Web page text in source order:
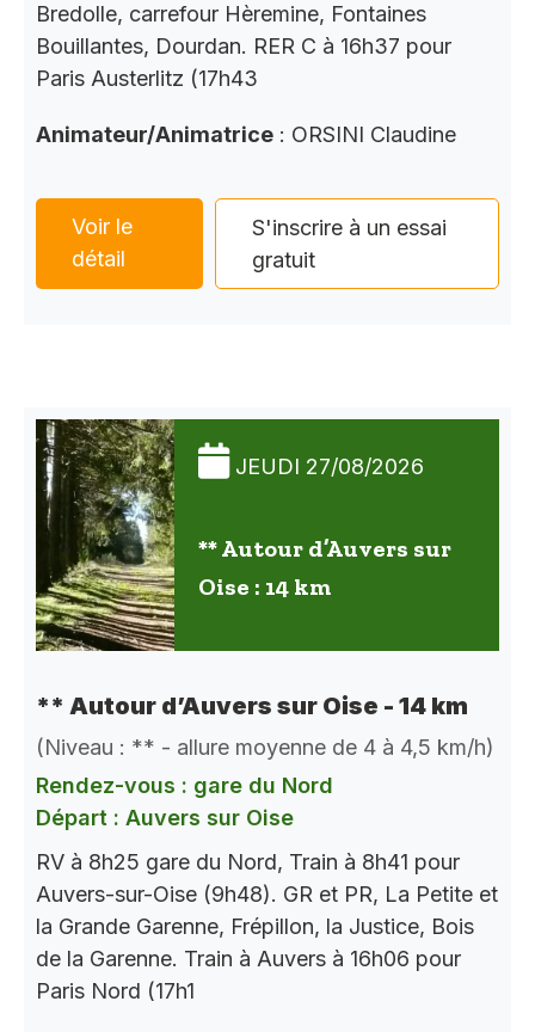
Bredolle, carrefour Hèremine, Fontaines
Bouillantes, Dourdan. RER C à 16h37 pour
Paris Austerlitz (17h43
Animateur/Animatrice : ORSINI Claudine
Voir le
détail
S'inscrire à un essai
gratuit
JEUDI 27/08/2026
** Autour d’Auvers sur
Oise : 14 km
** Autour d’Auvers sur Oise - 14 km
(Niveau : ** - allure moyenne de 4 à 4,5 km/h)
Rendez-vous : gare du Nord
Départ : Auvers sur Oise
RV à 8h25 gare du Nord, Train à 8h41 pour
Auvers-sur-Oise (9h48). GR et PR, La Petite et
la Grande Garenne, Frépillon, la Justice, Bois
de la Garenne. Train à Auvers à 16h06 pour
Paris Nord (17h1